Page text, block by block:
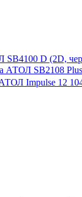
D (2D,
АТОЛ SB2108
Impulse 12